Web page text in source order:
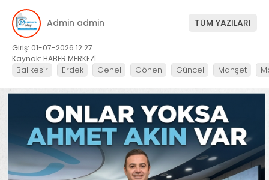
Admin admin TÜM YAZILARI
Giriş: 01-07-2026 12:27
Kaynak: HABER MERKEZİ
Balıkesir Erdek Genel Gönen Güncel Manşet